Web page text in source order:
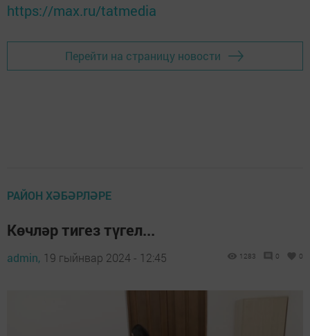
https://max.ru/tatmedia
Перейти на страницу новости
РАЙОН ХӘБӘРЛӘРЕ
Көчләр тигез түгел...
admin, 19 гыйнвар 2024 - 12:45 1283 0 0